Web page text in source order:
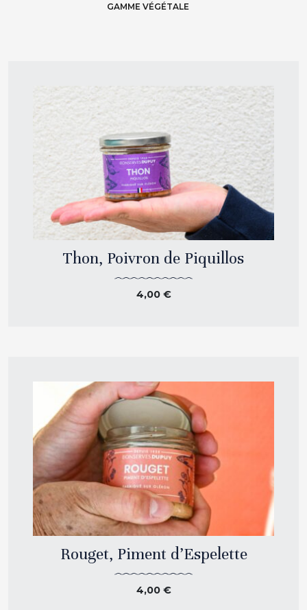
GAMME VÉGÉTALE
Thon, Poivron de Piquillos
4,00 €
Rouget, Piment d’Espelette
4,00 €